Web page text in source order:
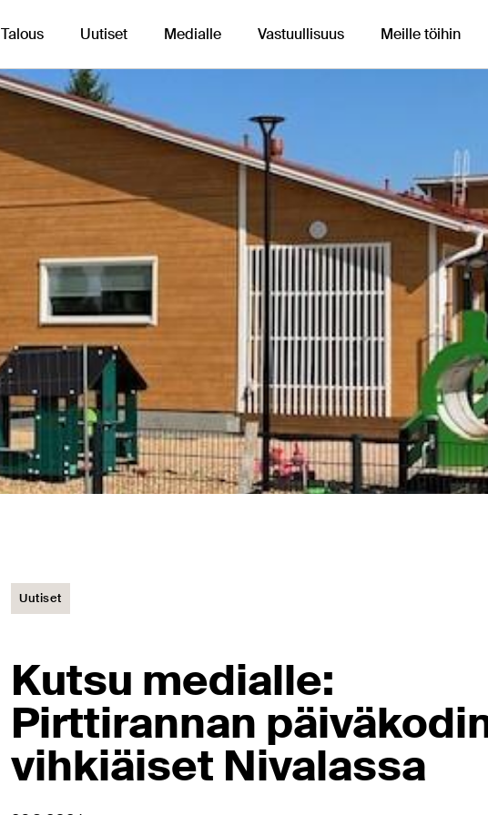
Talous Uutiset Medialle Vastuullisuus Meille töihin
Uutiset
Kutsu medialle:
Pirttirannan
vihkiäiset Nivalassa